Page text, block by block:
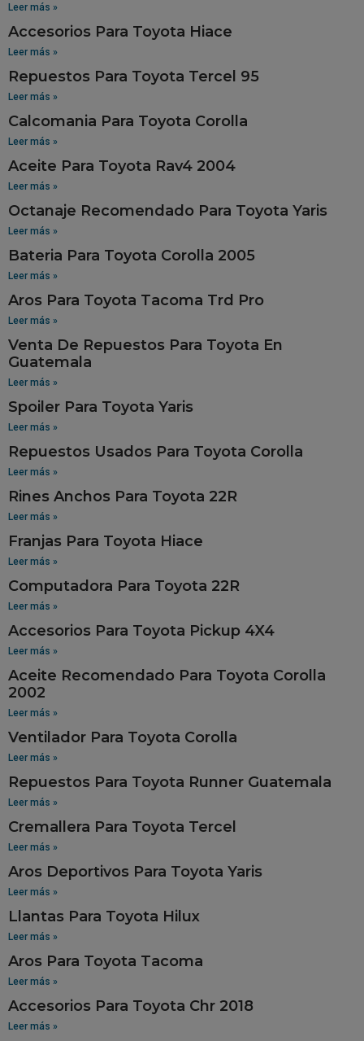
Leer más »
Accesorios Para Toyota Hiace
Leer más »
Repuestos Para Toyota Tercel 95
Leer más »
Calcomania Para Toyota Corolla
Leer más »
Aceite Para Toyota Rav4 2004
Leer más »
Octanaje Recomendado Para Toyota Yaris
Leer más »
Bateria Para Toyota Corolla 2005
Leer más »
Aros Para Toyota Tacoma Trd Pro
Leer más »
Venta De Repuestos Para Toyota En
Guatemala
Leer más »
Spoiler Para Toyota Yaris
Leer más »
Repuestos Usados Para Toyota Corolla
Leer más »
Rines Anchos Para Toyota 22R
Leer más »
Franjas Para Toyota Hiace
Leer más »
Computadora Para Toyota 22R
Leer más »
Accesorios Para Toyota Pickup 4X4
Leer más »
Aceite Recomendado Para Toyota Corolla
2002
Leer más »
Ventilador Para Toyota Corolla
Leer más »
Repuestos Para Toyota Runner Guatemala
Leer más »
Cremallera Para Toyota Tercel
Leer más »
Aros Deportivos Para Toyota Yaris
Leer más »
Llantas Para Toyota Hilux
Leer más »
Aros Para Toyota Tacoma
Leer más »
Accesorios Para Toyota Chr 2018
Leer más »